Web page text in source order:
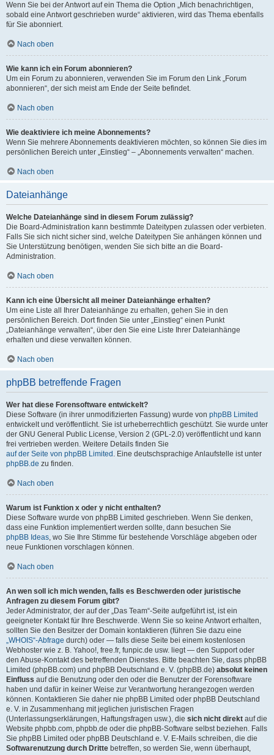
Wenn Sie bei der Antwort auf ein Thema die Option „Mich benachrichtigen,
sobald eine Antwort geschrieben wurde“ aktivieren, wird das Thema ebenfalls
für Sie abonniert.
Nach oben
Wie kann ich ein Forum abonnieren?
Um ein Forum zu abonnieren, verwenden Sie im Forum den Link „Forum
abonnieren“, der sich meist am Ende der Seite befindet.
Nach oben
Wie deaktiviere ich meine Abonnements?
Wenn Sie mehrere Abonnements deaktivieren möchten, so können Sie dies im
persönlichen Bereich unter „Einstieg“ – „Abonnements verwalten“ machen.
Nach oben
Dateianhänge
Welche Dateianhänge sind in diesem Forum zulässig?
Die Board-Administration kann bestimmte Dateitypen zulassen oder verbieten.
Falls Sie sich nicht sicher sind, welche Dateitypen Sie anhängen können und
Sie Unterstützung benötigen, wenden Sie sich bitte an die Board-
Administration.
Nach oben
Kann ich eine Übersicht all meiner Dateianhänge erhalten?
Um eine Liste all Ihrer Dateianhänge zu erhalten, gehen Sie in den
persönlichen Bereich. Dort finden Sie unter „Einstieg“ einen Punkt
„Dateianhänge verwalten“, über den Sie eine Liste Ihrer Dateianhänge
erhalten und diese verwalten können.
Nach oben
phpBB betreffende Fragen
Wer hat diese Forensoftware entwickelt?
Diese Software (in ihrer unmodifizierten Fassung) wurde von phpBB Limited
entwickelt und veröffentlicht. Sie ist urheberrechtlich geschützt. Sie wurde unter
der GNU General Public License, Version 2 (GPL-2.0) veröffentlicht und kann
frei vertrieben werden. Weitere Details finden Sie
auf der Seite von phpBB Limited . Eine deutschsprachige Anlaufstelle ist unter
phpBB.de zu finden.
Nach oben
Warum ist Funktion x oder y nicht enthalten?
Diese Software wurde von phpBB Limited geschrieben. Wenn Sie denken,
dass eine Funktion implementiert werden sollte, dann besuchen Sie
phpBB Ideas, wo Sie Ihre Stimme für bestehende Vorschläge abgeben oder
neue Funktionen vorschlagen können.
Nach oben
An wen soll ich mich wenden, falls es Beschwerden oder juristische
Anfragen zu diesem Forum gibt?
Jeder Administrator, der auf der „Das Team“-Seite aufgeführt ist, ist ein
geeigneter Kontakt für Ihre Beschwerde. Wenn Sie so keine Antwort erhalten,
sollten Sie den Besitzer der Domain kontaktieren (führen Sie dazu eine
„WHOIS“-Abfrage durch) oder — falls diese Seite bei einem kostenlosen
Webhoster wie z. B. Yahoo!, free.fr, funpic.de usw. liegt — den Support oder
den Abuse-Kontakt des betreffenden Dienstes. Bitte beachten Sie, dass phpBB
Limited (phpBB.com) und phpBB Deutschland e. V. (phpBB.de) absolut keinen
Einfluss auf die Benutzung oder den oder die Benutzer der Forensoftware
haben und dafür in keiner Weise zur Verantwortung herangezogen werden
können. Kontaktieren Sie daher nie phpBB Limited oder phpBB Deutschland
e. V. in Zusammenhang mit jeglichen juristischen Fragen
(Unterlassungserklärungen, Haftungsfragen usw.), die sich nicht direkt auf die
Website phpbb.com, phpbb.de oder die phpBB-Software selbst beziehen. Falls
Sie phpBB Limited oder phpBB Deutschland e. V. E-Mails schreiben, die die
Softwarenutzung durch Dritte betreffen, so werden Sie, wenn überhaupt,